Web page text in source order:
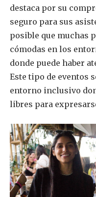
destaca por su
seguro para sus
posible que muchas
cómodas en los
donde puede haber
Este tipo de eventos
entorno inclusivo
libres para